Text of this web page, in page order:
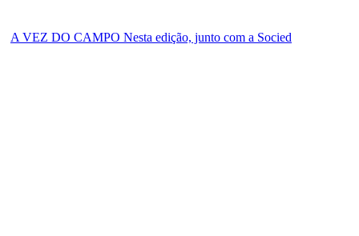
A VEZ DO CAMPO Nesta edição, junto com a Socied